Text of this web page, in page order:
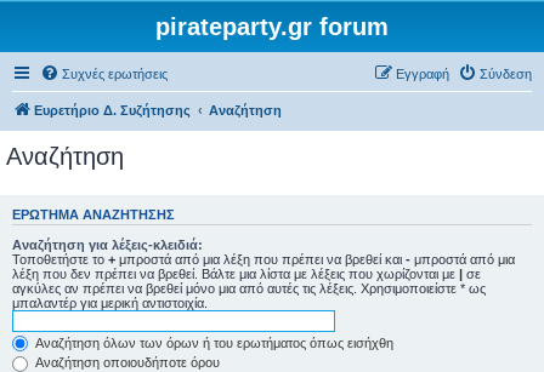
pirateparty.gr forum
Συχνές ερωτήσεις Σύνδεση
Εγγραφή
Ευρετήριο Δ. Συζήτησης Αναζήτηση
Αναζήτηση
ΕΡΏΤΗΜΑ ΑΝΑΖΉΤΗΣΗΣ
Αναζήτηση για λέξεις-κλειδιά:
Τοποθετήστε το + μπροστά από μια λέξη που πρέπει να βρεθεί και - μπροστά από μια
λέξη που δεν πρέπει να βρεθεί. Βάλτε μια λίστα με λέξεις που χωρίζονται με | σε
αγκύλες αν πρέπει να βρεθεί μόνο μια από αυτές τις λέξεις. Χρησιμοποιείστε * ως
μπαλαντέρ για μερική αντιστοιχία.
Αναζήτηση όλων των όρων ή του ερωτήματος όπως εισήχθη
Αναζήτηση οποιουδήποτε όρου